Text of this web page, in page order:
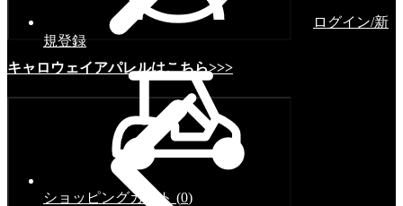
キャロウェイアパレルはこちら>>>
ログイン/新
規登録
ショッピングカート (0)